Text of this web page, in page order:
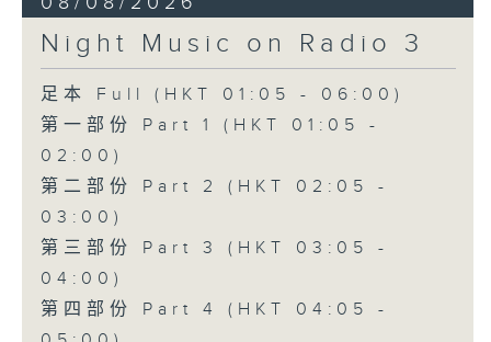
Night Music on Radio 3
足本 Full (HKT 01:05 - 06:00)
第一部份 Part 1 (HKT 01:05 -
02:00)
第二部份 Part 2 (HKT 02:05 -
03:00)
第三部份 Part 3 (HKT 03:05 -
04:00)
第四部份 Part 4 (HKT 04:05 -